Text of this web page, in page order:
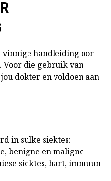
vinnige handleiding oor
Voor die gebruik van
dokter en voldoen aan
in sulke siektes:
benigne en maligne
siektes, hart, immuun